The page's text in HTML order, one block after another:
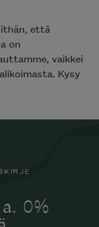
että
on
vaikkei
Kysy
0%